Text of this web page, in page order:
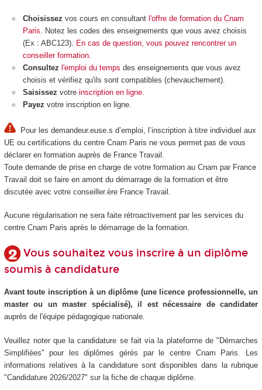
Choisissez vos cours en consultant l'offre de formation du Cnam
Paris. Notez les codes des enseignements que vous avez choisis
(Ex : ABC123). En cas de question, vous pouvez rencontrer un
conseiller formation.
Consultez l'emploi du temps des enseignements que vous avez
choisis et vérifiez qu'ils sont compatibles (chevauchement).
Saisissez votre inscription en ligne.
Payez votre inscription en ligne.
Pour les demandeur.euse.s d’emploi, l’inscription à titre individuel aux
UE ou certifications du centre Cnam Paris ne vous permet pas de vous
déclarer en formation auprès de France Travail.
Toute demande de prise en charge de votre formation au Cnam par France
Travail doit se faire en amont du démarrage de la formation et être
discutée avec votre conseiller.ère France Travail.
Aucune régularisation ne sera faite rétroactivement par les services du
centre Cnam Paris après le démarrage de la formation.
Vous souhaitez vous inscrire à un diplôme
soumis à candidature
Avant toute inscription à un diplôme (une licence professionnelle, un
master ou un master spécialisé), il est nécessaire de candidater
auprès de l'équipe pédagogique nationale.
Veuillez noter que la candidature se fait via la plateforme de "Démarches
Simplifiées" pour les diplômes gérés par le centre Cnam Paris. Les
informations relatives à la candidature sont disponibles dans la rubrique
"Candidature 2026/2027" sur la fiche de chaque diplôme.